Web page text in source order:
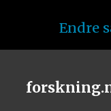
Endre